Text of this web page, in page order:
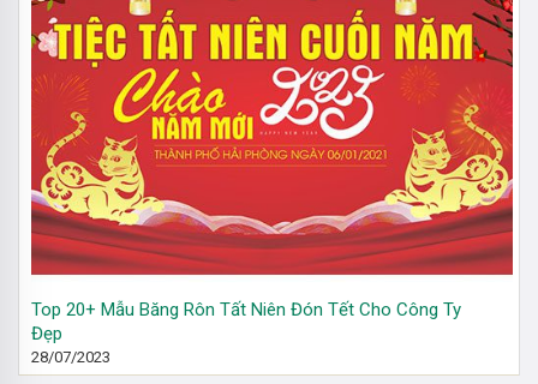
Top 20+ Mẫu Băng Rôn Tất Niên Đón Tết Cho Công Ty
Đẹp
28/07/2023